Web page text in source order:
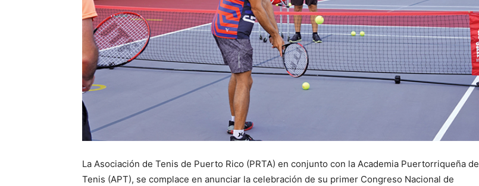
La Asociación de Tenis de Puerto Rico (PRTA) en conjunto con la Academia Puertorriqueña de
Tenis (APT), se complace en anunciar la celebración de su primer Congreso Nacional de